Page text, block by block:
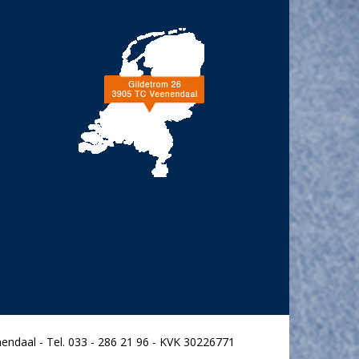
- Tel. 033 - 286 21 96 - KVK 30226771